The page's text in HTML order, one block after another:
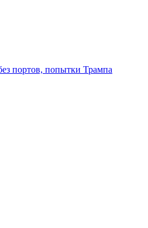
портов, попытки Трампа